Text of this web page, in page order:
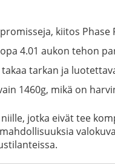
kiitos
4.01 aukon tehon
tarkan ja
1460g, mikä on
jotka eivät tee
mahdollisuuksia